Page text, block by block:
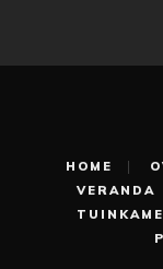
HOME
VERANDA